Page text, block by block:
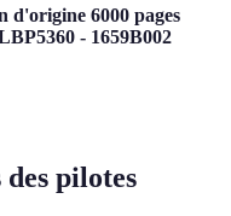
d'origine 6000 pages
- 1659B002
pilotes